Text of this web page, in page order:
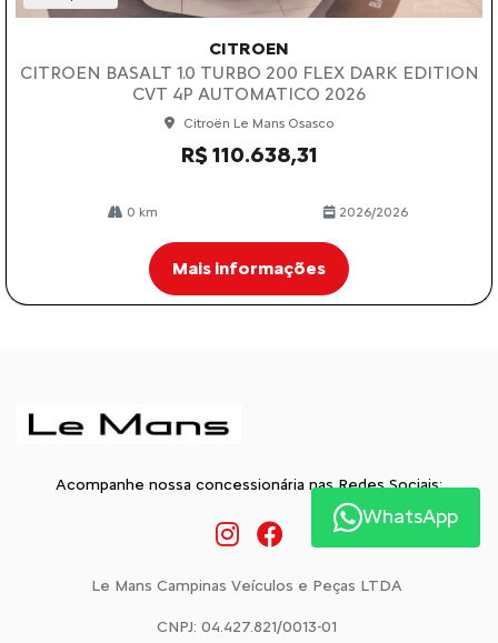
CITROEN
CITROEN BASALT 1.0 TURBO 200 FLEX DARK EDITION
CVT 4P AUTOMATICO 2026
Citroën Le Mans Osasco
R$ 110.638,31
0 km 2026/2026
Mais informações
Acompanhe nossa concessionária nas Redes Sociais:
Le Mans Campinas Veículos e Peças LTDA
CNPJ: 04.427.821/0013-01
WhatsApp